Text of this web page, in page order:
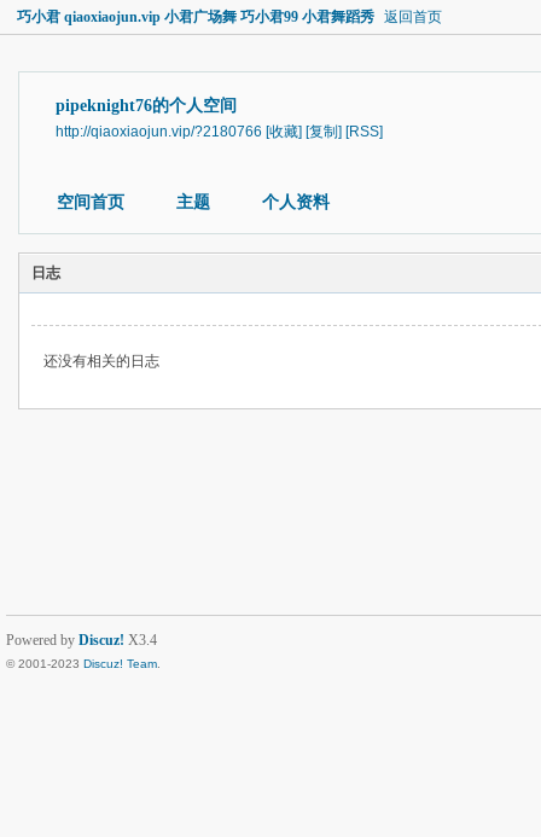
巧小君 qiaoxiaojun.vip 小君广场舞 巧小君99 小君舞蹈秀 返回首页
pipeknight76的个人空间
http://qiaoxiaojun.vip/?2180766 [收藏] [复制] [RSS]
空间首页 主题 个人资料
日志
还没有相关的日志
Powered by Discuz! X3.4
© 2001-2023 Discuz! Team